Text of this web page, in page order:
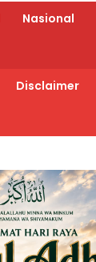
Nasional
Disclaimer